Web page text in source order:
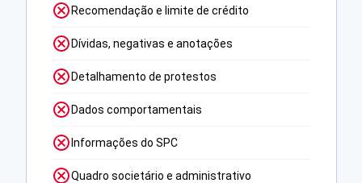
Recomendação e limite de crédito
Dívidas, negativas e anotações
Detalhamento de protestos
Dados comportamentais
Informações do SPC
Quadro societário e administrativo